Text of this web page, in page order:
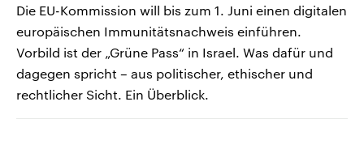
Die EU-Kommission will bis zum 1. Juni einen digitalen
europäischen Immunitätsnachweis einführen.
Vorbild ist der „Grüne Pass“ in Israel. Was dafür und
dagegen spricht – aus politischer, ethischer und
rechtlicher Sicht. Ein Überblick.